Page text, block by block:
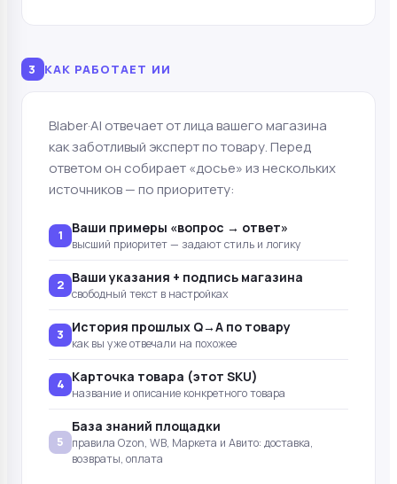
3 КАК РАБОТАЕТ ИИ
Blaber·AI отвечает от лица вашего магазина
как заботливый эксперт по товару. Перед
ответом он собирает «досье» из нескольких
источников — по приоритету:
1 Ваши примеры «вопрос → ответ»
высший приоритет — задают стиль и логику
2 Ваши указания + подпись магазина
свободный текст в настройках
3 История прошлых Q→A по товару
как вы уже отвечали на похожее
4 Карточка товара (этот SKU)
название и описание конкретного товара
5
База знаний площадки
правила Ozon, WB, Маркета и Авито: доставка,
возвраты, оплата